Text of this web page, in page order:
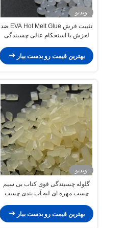
ویدیو
تثبیت فرش EVA Hot Melt Glue ضد
لغزش با استحکام عالی چسبندگی
بهترین قیمت رو بدست بیار
ویدیو
گلوله چسبندگی قوی کتاب بی سیم
چسب مهره ای لبه آب بندی چسب
بهترین قیمت رو بدست بیار